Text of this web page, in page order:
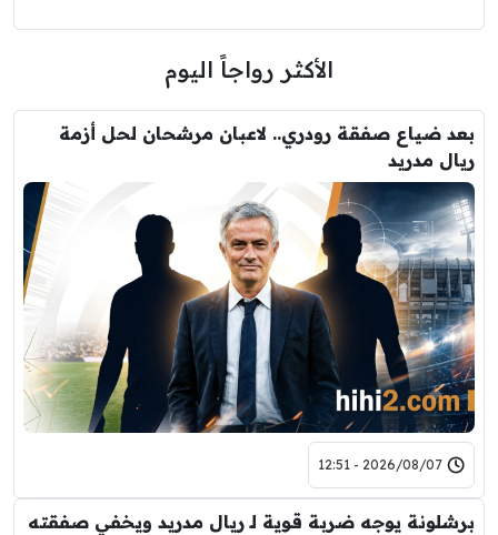
الأكثر رواجاً اليوم
بعد ضياع صفقة رودري.. لاعبان مرشحان لحل أزمة
ريال مدريد
2026/08/07 - 12:51
برشلونة يوجه ضربة قوية لـ ريال مدريد ويخفي صفقته